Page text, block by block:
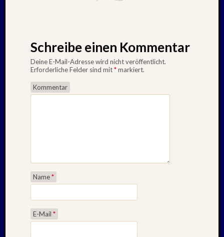
Schreibe einen Kommentar
Deine E-Mail-Adresse wird nicht veröffentlicht.
Erforderliche Felder sind mit*markiert.
Kommentar
Name*
E-Mail *